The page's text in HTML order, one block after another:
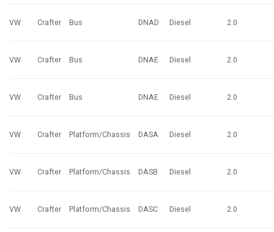
VW Crafter Bus DNAD Diesel 2.0
VW Crafter Bus DNAE Diesel 2.0
VW Crafter Bus DNAE Diesel 2.0
VW Crafter Platform/Chassis DASA Diesel 2.0
VW Crafter Platform/Chassis DASB Diesel 2.0
VW Crafter Platform/Chassis DASC Diesel 2.0